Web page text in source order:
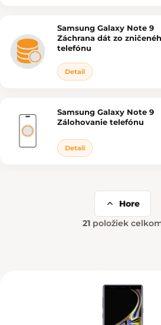
Samsung Galaxy Note 9
Záchrana dát zo
telefónu
Detail
Samsung Galaxy Note 9
Zálohovanie telefónu
Detail
21 položiek
Hore